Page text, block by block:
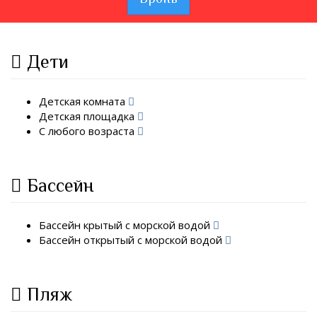
Дети
Детская комната
Детская площадка
С любого возраста
Бассейн
Бассейн крытый с морской водой
Бассейн открытый с морской водой
Пляж